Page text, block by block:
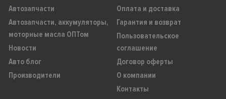
Автозапчасти
Автозапчасти, аккумуляторы,
моторные масла ОПТом
Новости
Авто блог
Производители
Оплата и доставка
Гарантия и возврат
Пользовательское
соглашение
Договор оферты
О компании
Контакты